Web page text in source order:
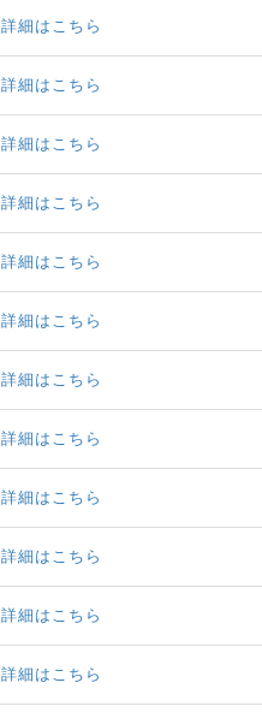
詳細はこちら
詳細はこちら
詳細はこちら
詳細はこちら
詳細はこちら
詳細はこちら
詳細はこちら
詳細はこちら
詳細はこちら
詳細はこちら
詳細はこちら
詳細はこちら